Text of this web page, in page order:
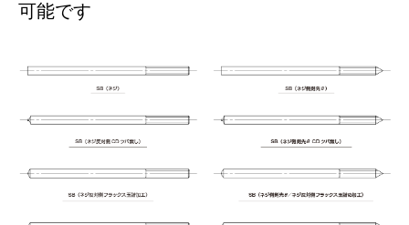
可能です